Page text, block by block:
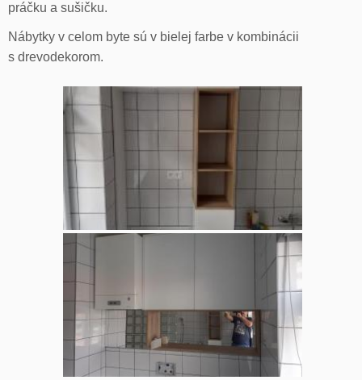
práčku a sušičku.
Nábytky v celom byte sú v bielej farbe v kombinácii
s drevodekorom.